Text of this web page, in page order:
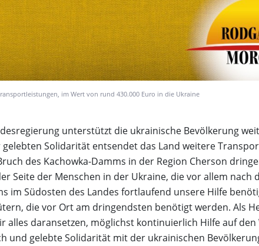
im Wert von rund 430.000 Euro in die Ukraine
unterstützt die ukrainische Bevölkerung
gelebten Solidarität entsendet das Land weitere
des Kachowka-Damms in der Region Cherson
Seite der Menschen in der Ukraine, die vor allem nach
im Südosten des Landes fortlaufend unsere Hilfe
die vor Ort am dringendsten benötigt werden. Als
alles daransetzen, möglichst kontinuierlich Hilfe auf den
und gelebte Solidarität mit der ukrainischen